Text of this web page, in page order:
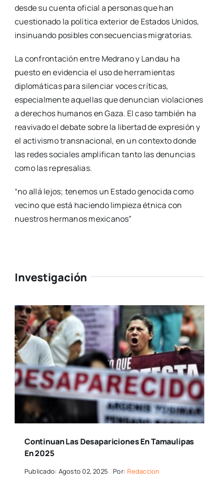
desde su cuenta oficial a personas que han
cuestionado la política exterior de Estados Unidos,
insinuando posibles consecuencias migratorias.
La confrontación entre Medrano y Landau ha
puesto en evidencia el uso de herramientas
diplomáticas para silenciar voces críticas,
especialmente aquellas que denuncian violaciones
a derechos humanos en Gaza. El caso también ha
reavivado el debate sobre la libertad de expresión y
el activismo transnacional, en un contexto donde
las redes sociales amplifican tanto las denuncias
como las represalias.
“no allá lejos; tenemos un Estado genocida como
vecino que está haciendo limpieza étnica con
nuestros hermanos mexicanos”
Investigación
Continuan Las Desapariciones En Tamaulipas
En 2025
Publicado: Agosto 02, 2025 Por: Redaccion